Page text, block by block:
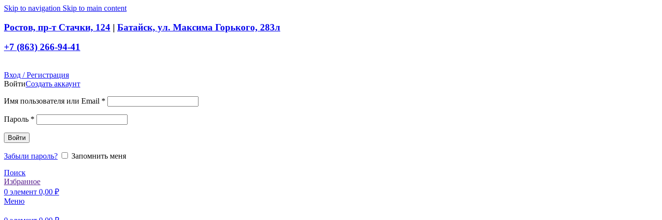
Skip to navigation Skip to main content
Ростов, пр-т Стачки, 124 | Батайск, ул. Максима Горького, 283л
+7 (863) 266-94-41
Вход / Регистрация
ВойтиСоздать аккаунт
Имя пользователя или Email *
Пароль *
Войти
Забыли пароль?
Запомнить меня
Поиск
Избранное
0 элемент 0,00 ₽
Меню